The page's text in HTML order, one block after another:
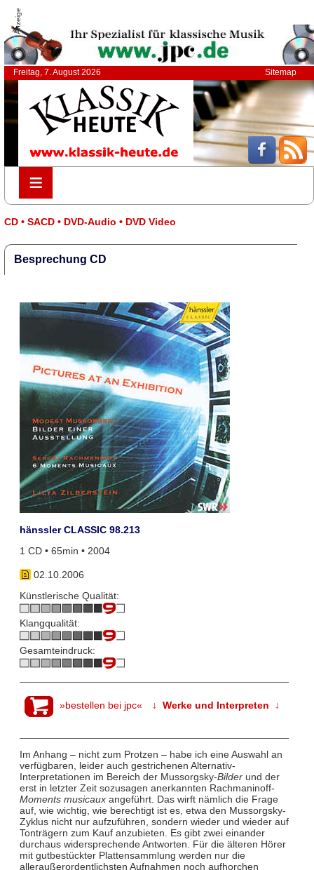
Anzeige
Freitag, 7. August 2026 Sitemap
≡
≡
CD • SACD • DVD-Audio • DVD Video
Besprechung CD
hänssler CLASSIC 98.213
1 CD • 65min • 2004
02.10.2006
Künstlerische Qualität:
Klangqualität:
Gesamteindruck:
»bestellen bei jpc« ↓ Werke und Interpreten ↓
Im Anhang – nicht zum Protzen – habe ich eine Auswahl an
verfügbaren, leider auch gestrichenen Alternativ-
Interpretationen im Bereich der Mussorgsky-Bilderund der
erst in letzter Zeit sozusagen anerkannten Rachmaninoff-
Moments musicauxangeführt. Das wirft nämlich die Frage
auf, wie wichtig, wie berechtigt ist es, etwa den Mussorgsky-
Zyklus nicht nur aufzuführen, sondern wieder und wieder auf
Tonträgern zum Kauf anzubieten. Es gibt zwei einander
durchaus widersprechende Antworten. Für die älteren Hörer
mit gutbestückter Plattensammlung werden nur die
alleraußerordentlichsten Aufnahmen noch aufhorchen